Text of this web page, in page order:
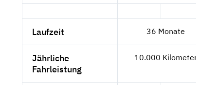
Laufzeit 36 Monate
Jährliche
Fahrleistung
10.000 Kilometer